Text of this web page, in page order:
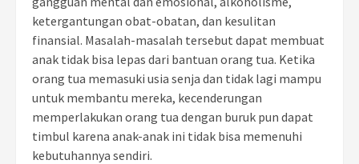
ketergantungan obat-obatan, dan kesulitan
finansial. Masalah-masalah tersebut dapat membuat
anak tidak bisa lepas dari bantuan orang tua. Ketika
orang tua memasuki usia senja dan tidak lagi mampu
untuk membantu mereka, kecenderungan
memperlakukan orang tua dengan buruk pun dapat
timbul karena anak-anak ini tidak bisa memenuhi
kebutuhannya sendiri.